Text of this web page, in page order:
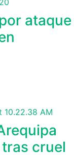
ataque
cruel